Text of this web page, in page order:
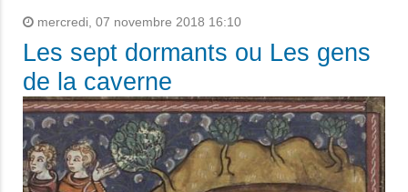
mercredi, 07 novembre 2018 16:10
Les sept dormants ou Les gens
de la caverne